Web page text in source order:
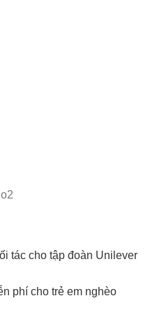
tác cho tập đoàn Unilever
phí cho trẻ em nghèo